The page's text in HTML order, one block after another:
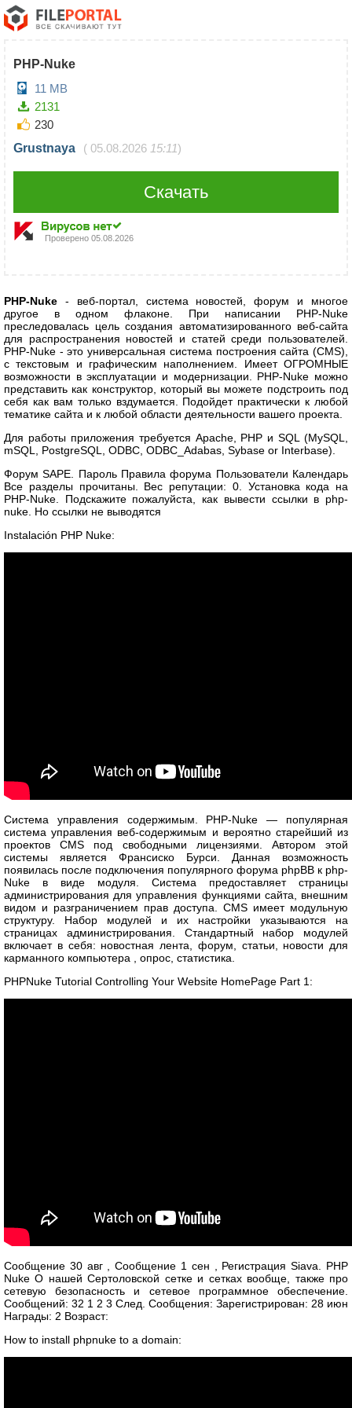
PHP-Nuke
11 MB
2131
230
Grustnaya
( 05.08.2026 15:11)
Скачать
Проверено 05.08.2026
PHP-Nuke - веб-портал, система новостей, форум и многое
другое в одном флаконе. При написании PHP-Nuke
преследовалась цель создания автоматизированного веб-сайта
для распространения новостей и статей среди пользователей.
PHP-Nuke - это универсальная система построения сайта (CMS),
с текстовым и графическим наполнением. Имеет ОГРОМНЫЕ
возможности в эксплуатации и модернизации. PHP-Nuke можно
представить как конструктор, который вы можете подстроить под
себя как вам только вздумается. Подойдет практически к любой
тематике сайта и к любой области деятельности вашего проекта.
Для работы приложения требуется Apache, PHP и SQL (MySQL,
mSQL, PostgreSQL, ODBC, ODBC_Adabas, Sybase or Interbase).
Форум SAPE. Пароль Правила форума Пользователи Календарь
Все разделы прочитаны. Вес репутации: 0. Установка кода на
PHP-Nuke. Подскажите пожалуйста, как вывести ссылки в php-
nuke. Но ссылки не выводятся
Instalación PHP Nuke:
Система управления содержимым. PHP-Nuke — популярная
система управления веб-содержимым и вероятно старейший из
проектов CMS под свободными лицензиями. Автором этой
системы является Франсиско Бурси. Данная возможность
появилась после подключения популярного форума phpBB к php-
Nuke в виде модуля. Система предоставляет страницы
администрирования для управления функциями сайта, внешним
видом и разграничением прав доступа. CMS имеет модульную
структуру. Набор модулей и их настройки указываются на
страницах администрирования. Стандартный набор модулей
включает в себя: новостная лента, форум, статьи, новости для
карманного компьютера , опрос, статистика.
PHPNuke Tutorial Controlling Your Website HomePage Part 1:
Сообщение 30 авг , Сообщение 1 сен , Регистрация Siava. PHP
Nuke О нашей Сертоловской сетке и сетках вообще, также про
сетевую безопасность и сетевое программное обеспечение.
Сообщений: 32 1 2 3 След. Сообщения: Зарегистрирован: 28 июн
Награды: 2 Возраст:
How to install phpnuke to a domain: